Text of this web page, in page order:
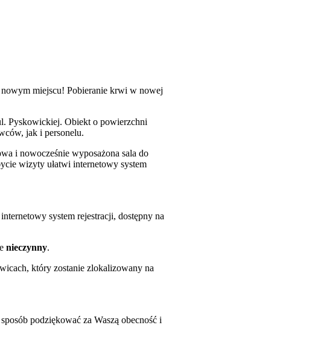
miejscu! Pobieranie krwi w nowej
Pyskowickiej. Obiekt o powierzchni
jak i personelu.
i nowocześnie wyposażona sala do
wizyty ułatwi internetowy system
system rejestracji, dostępny na
nieczynny.
który zostanie zlokalizowany na
podziękować za Waszą obecność i